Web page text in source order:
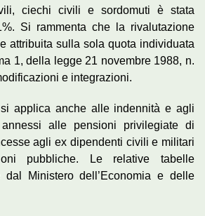
ciechi civili e sordomuti è stata
Si rammenta che la rivalutazione
attribuita sulla sola quota individuata
1, della legge 21 novembre 1988, n.
e integrazioni.
si applica anche alle indennità e agli
alle pensioni privilegiate di
agli ex dipendenti civili e militari
pubbliche. Le relative tabelle
dal Ministero dell’Economia e delle